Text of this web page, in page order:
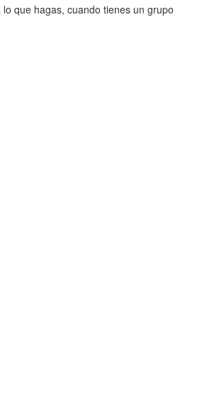
que hagas, cuando tienes un grupo